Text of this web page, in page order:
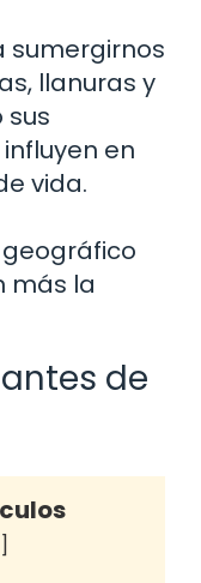
sumergirnos
llanuras y
sus
en
vida.
más la
de